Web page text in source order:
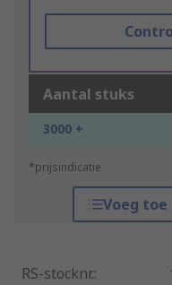
Aantal stuks
3000 +
*prijsindicatie
Voeg
RS-stocknr.: